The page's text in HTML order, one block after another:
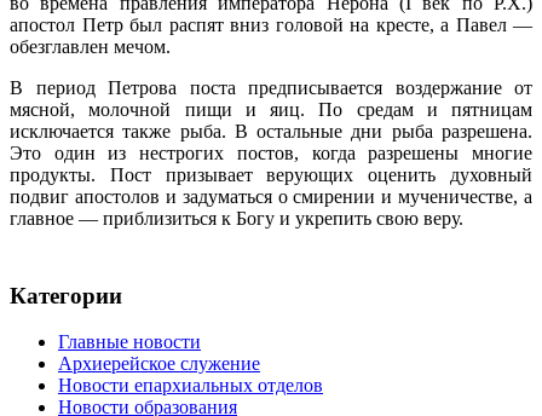
апостол Петр был распят вниз головой на кресте, а Павел —
обезглавлен мечом.
В период Петрова поста предписывается воздержание от
мясной, молочной пищи и яиц. По средам и пятницам
исключается также рыба. В остальные дни рыба разрешена.
Это один из нестрогих постов, когда разрешены многие
продукты. Пост призывает верующих оценить духовный
подвиг апостолов и задуматься о смирении и мученичестве, а
главное — приблизиться к Богу и укрепить свою веру.
Категории
Главные новости
Архиерейское служение
Новости епархиальных отделов
Новости образования